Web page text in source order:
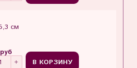
см
В КОРЗИНУ